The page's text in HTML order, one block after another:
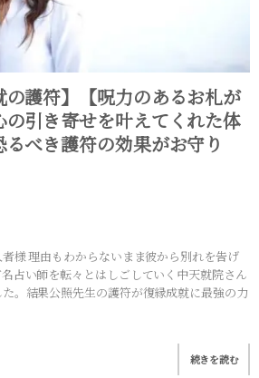
の護符】【呪力のあるお札が
の引き寄せを叶えてくれた体
べき護符の効果がお守り
様 理由もわからないまま彼から別れを告げ
占い師を転々とはしごしていく中天就院さん
。結果公照先生の護符が復縁成就に最強の力
続きを読む